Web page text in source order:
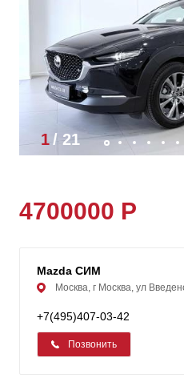
1/ 21
4700000 Р
Mazda СИМ
Москва, г Москва, ул
+7(495)407-03-42
Позвонить